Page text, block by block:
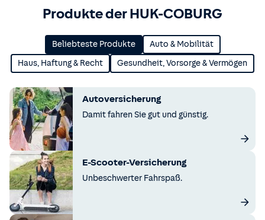
Produkte der HUK-COBURG
Beliebteste Produkte Auto & Mobilität
Haus, Haftung & Recht Gesundheit, Vorsorge & Vermögen
Autoversicherung
Damit fahren Sie gut und günstig.
E-Scooter-Versicherung
Unbeschwerter Fahrspaß.